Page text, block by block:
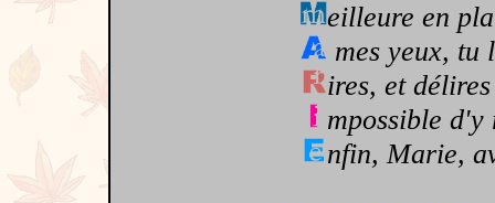
eilleure en
mes yeux, tu
ires, et
mpossible d'y
nfin, Marie,